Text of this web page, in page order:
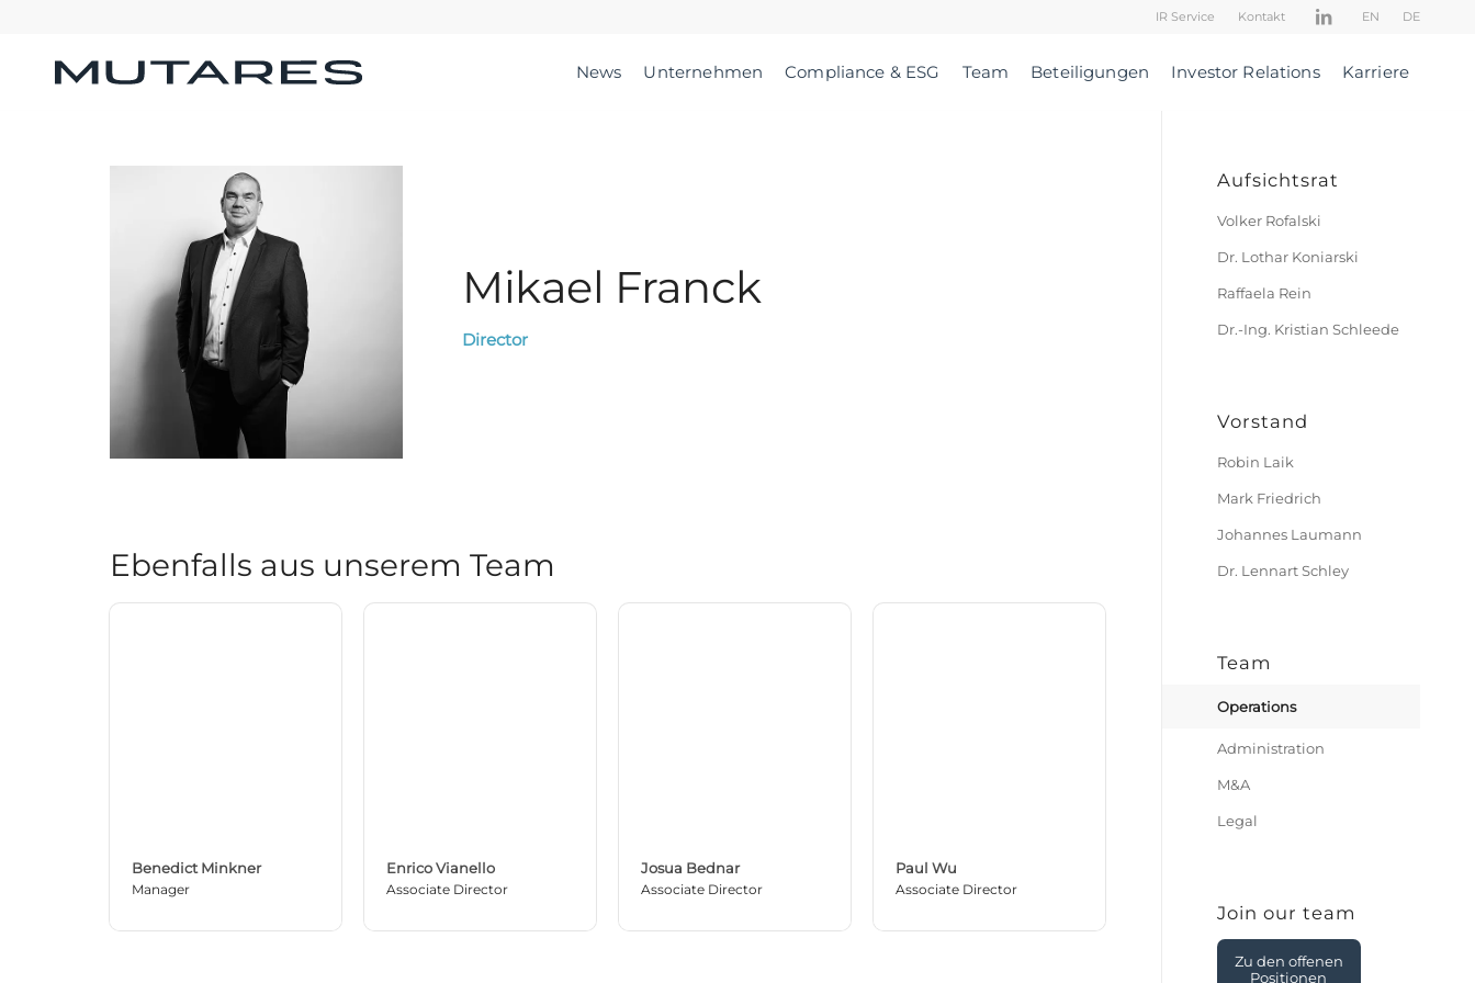
IR Service Kontakt EN DE
News Unternehmen Compliance & ESG Team Beteiligungen Investor Relations Karriere
Mikael Franck
Director
Ebenfalls aus unserem Team
Benedict Minkner
Manager
Enrico Vianello
Associate Director
Josua Bednar
Associate Director
Paul Wu
Associate Director
Aufsichtsrat
Volker Rofalski
Dr. Lothar Koniarski
Raffaela Rein
Dr.-Ing. Kristian Schleede
Vorstand
Robin Laik
Mark Friedrich
Johannes Laumann
Dr. Lennart Schley
Team
Operations
Administration
M&A
Legal
Join our team
Zu den offenen
Positionen